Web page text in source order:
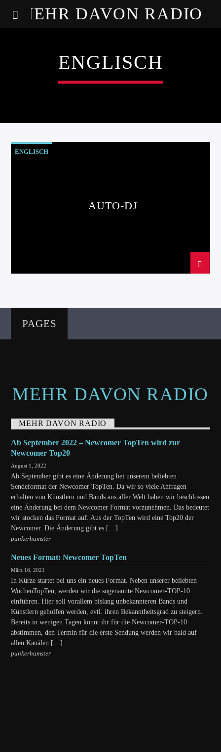
MEHR DAVON RADIO
ENGLISCH
ENGLISCH
AUTO-DJ
PAGES
MEHR DAVON RADIO
MEHR DAVON RADIO
Ab September 2022 – Newcomer TopTen wird zur
Newcomer Top20
August 1, 2022
Ab September gibt es eine Änderung bei unserem beliebten
Sendeformat der Newcomer TopTen. Da wir so viele Anfragen
erhalten von Künstlern und Bands aus aller Welt haben wir beschlossen
eine Änderung bei dem Newcomer Format vorzunehmen. Das bedeutet
wir stocken das Format auf. Aus der TopTen wird eine Top20 der
Newcomer. Die Änderung gibt es […]
punkerhamster
Neues Format: Newcomer TopTen
März 16, 2021
In Kürze startet bei uns ein neues Format. Neben unserer beliebten
WochenTopTen, werden wir die sogenannte Newcomer-TOP-10
einführen. Hier soll vorallem bislang unbekannteren Bands und
Künstlern geholfen werden, evtl. ihren Bekanntheitsgrad zu steigern.
Bereits in wenigen Tagen könnt ihr für die Newcomer-TOP-10
abstimmen, den Termin für die erste Sendung werden wir bald auf
allen Kanälen […]
punkerhamster